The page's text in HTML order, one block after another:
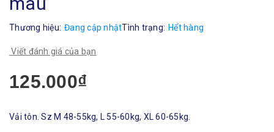
Thương hiệu: Đang cập nhậtTình trạng: Hết hàng
Viết đánh giá của bạn
125.000₫
Vải tôn. Sz M 48-55kg, L 55-60kg, XL 60-65kg.